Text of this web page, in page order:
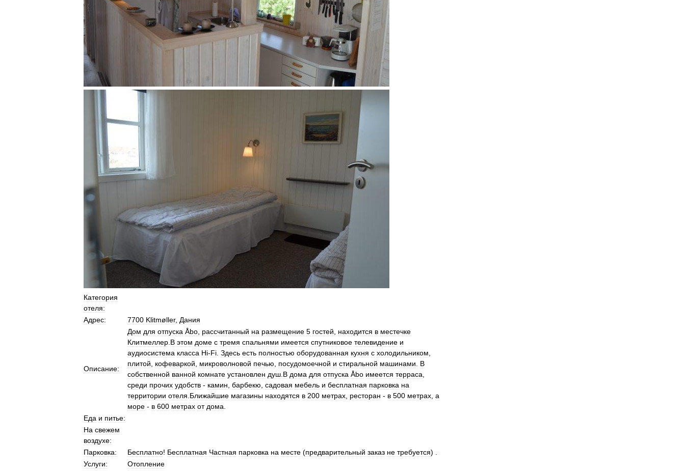
Категория
отеля:
Адрес:
7700 Klitmøller, Дания
Описание:
Дом для отпуска Åbo рассчитанный на размещение 5 гостей находится в местечке
Клитмеллер В этом доме с тремя спальнями имеется спутниковое телевидение и
аудиосистема класса Hi-Fi Здесь есть полностью оборудованная кухня с холодильником
плитой
кофеваркой микроволновой печью посудомоечной и стиральной машинами
В
собственной ванной комнате установлен душ В дома для отпуска Åbo имеется терраса
среди прочих удобств - камин барбекю садовая мебель и бесплатная парковка на
территории отеля Ближайшие магазины находятся в 200 метрах ресторан - в 500 метрах а
море - в 600 метрах от дома
Еда и питье:
На свежем
воздухе:
Парковка:
Бесплатно! Бесплатная Частная парковка на месте (предварительный заказ не требуется) .
Услуги:
Отопление